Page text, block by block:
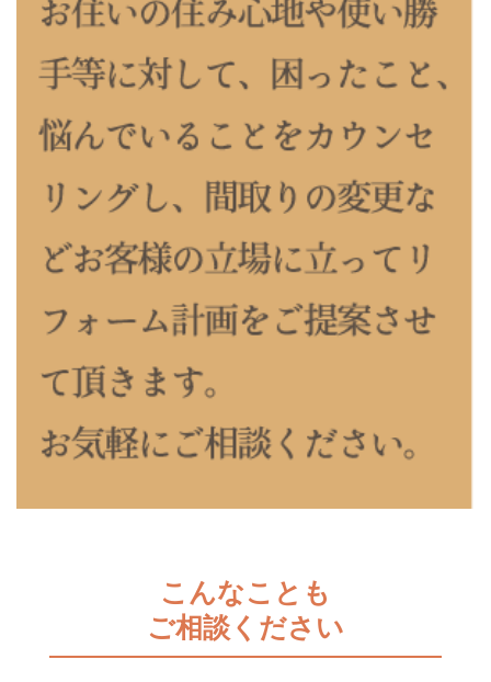
こんなことも
ご相談ください